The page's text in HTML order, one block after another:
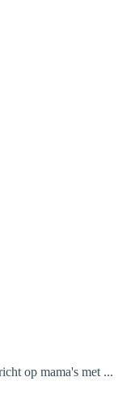
op mama's met ...